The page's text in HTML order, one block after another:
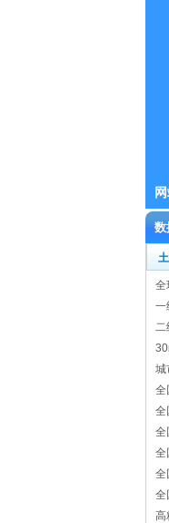
数
全
一
二
城
全
全
全
全
全
全
高